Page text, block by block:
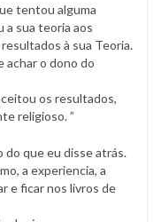
tentou alguma
a sua teoria aos
à sua Teoria.
achar o dono do
os resultados,
religioso. ”
que eu disse atrás.
a experiencia, a
e ficar nos livros de